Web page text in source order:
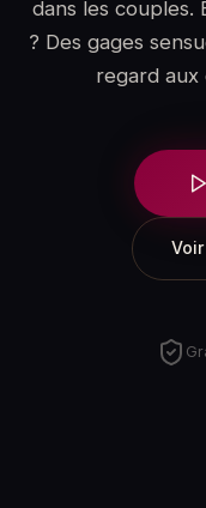
dans les couples.
? Des gages
regard aux